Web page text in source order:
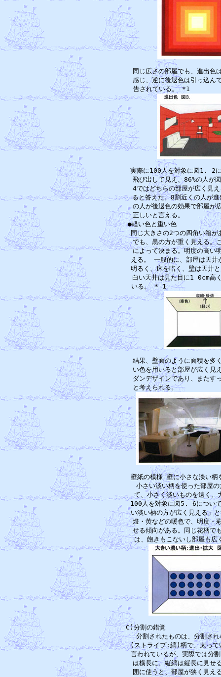
同じ広さの部屋でも、進出色は
感じ、逆に後退色は引っ込んで
実際に100人を対象に図1. 2に
飛び出して見え、86%の人が図
4ではどちらの部屋が広く見え
ると答えた。8割近くの人が進
の人が後退色の効果で部屋が広
正しい
●軽い
同じ大きさの2つの四角い箱があ
でも、黒の方が重く見える。こ
によって決まる。明度の高い明
える。 一般的に、部屋は天井が
明るく、床を暗く、壁は天井と
白い天井は見た目に1 0cm高く
結果、壁面のように面積を多く
い色を用いると部屋が広く見え
ダンデザインであり、またすっ
壁紙の模様 壁に小さな淡い柄を
小さい淡い柄を使った部屋の
て、小さく淡いものを遠く、大
100人を対象に図5. 6について
い淡い柄の方が広く見える」と
燈・黄などの暖色で、明度・彩
せる傾向がある。同じ花柄でも
C)分
分割されたものは、分割され
(ストライプ:縞)柄で、太ってい
言われているが、実際では分割
は横長に、縦縞は縦長に見せる
囲に使うと、部屋が狭く見える